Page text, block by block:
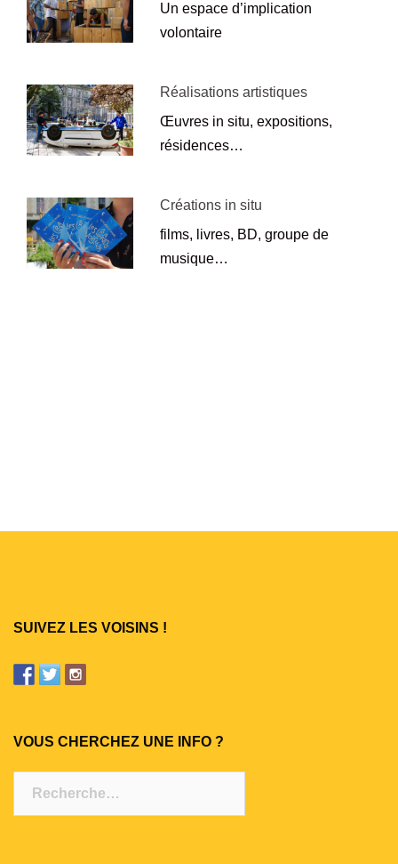
Un espace d’implication
volontaire
Réalisations artistiques
Œuvres in situ, expositions,
résidences…
Créations in situ
films, livres, BD, groupe de
musique…
SUIVEZ LES VOISINS !
VOUS CHERCHEZ UNE INFO ?